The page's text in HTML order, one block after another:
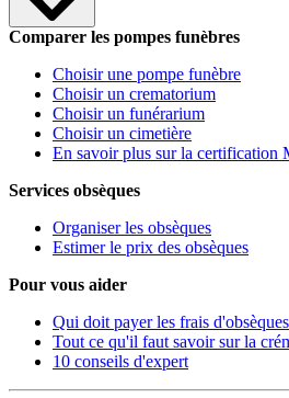
Comparer les pompes funèbres
Choisir une pompe funèbre
Choisir un crematorium
Choisir un funérarium
Choisir un cimetière
En savoir plus sur la certification
Services obsèques
Organiser les obsèques
Estimer le prix des obsèques
Pour vous aider
Qui doit payer les frais
Tout ce qu'il faut savoir sur la
10 conseils d'expert